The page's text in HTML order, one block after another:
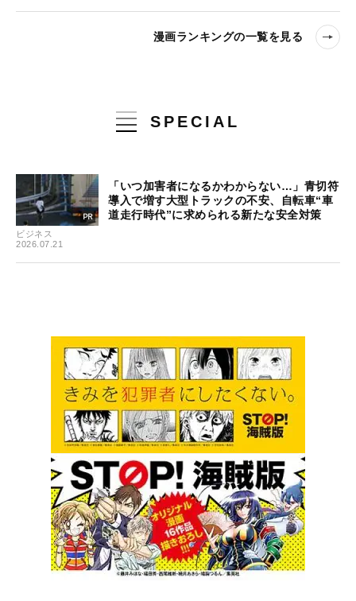
漫画ランキングの一覧を見る
SPECIAL
ビジネス
2026.07.21
「いつ加害者になるかわからない…」青切符
導入で増す大型トラックの不安、自転車“車
道走行時代”に求められる新たな安全対策